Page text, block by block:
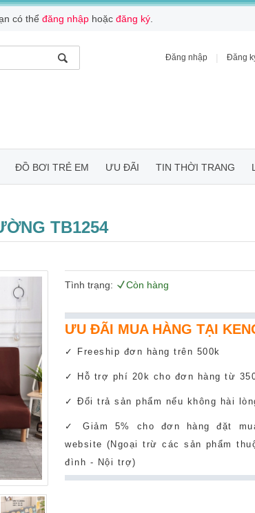
có thể đăng nhập hoặc đăng ký
Đăng nhập | Đăng
ĐỒ BƠI TRẺ EM ƯU ĐÃI TIN THỜI TRANG
TB1254
Tình trạng: Còn hàng
ƯU ĐÃI MUA HÀNG TẠI
✓ Freeship đơn hàng trên 500k
✓ Hỗ trợ phí 20k cho đơn hàng từ
✓ Đổi trả sản phẩm nếu không hài
✓ Giảm 5% cho đơn hàng đặt
website (Ngoại trừ các sản phẩm
đình - Nội trợ)